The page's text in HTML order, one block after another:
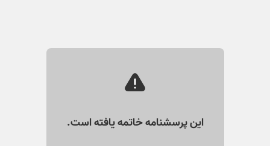
این پرسشنامه خاتمه‌ یافته است.